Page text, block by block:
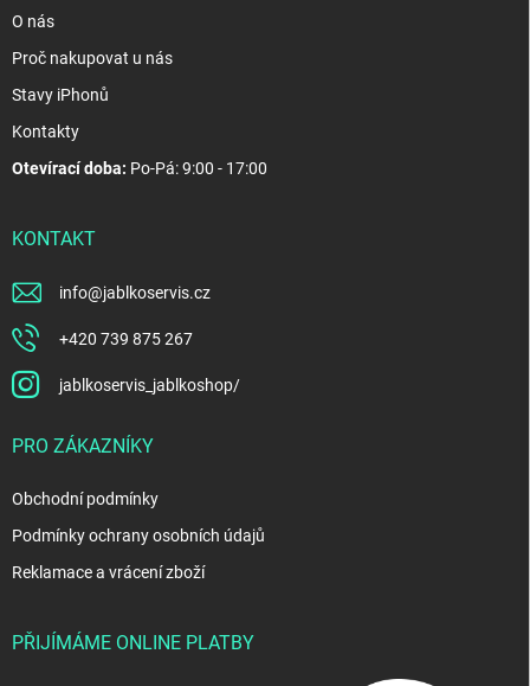
O nás
Proč nakupovat u nás
Stavy iPhonů
Kontakty
Otevírací doba: Po-Pá: 9:00 - 17:00
KONTAKT
info@jablkoservis.cz
+420 739 875 267
jablkoservis_jablkoshop/
PRO ZÁKAZNÍKY
Obchodní podmínky
Podmínky ochrany osobních údajů
Reklamace a vrácení zboží
PŘIJÍMÁME ONLINE PLATBY